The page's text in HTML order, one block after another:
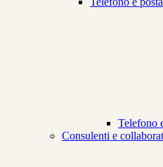
Telefono
Consulenti e